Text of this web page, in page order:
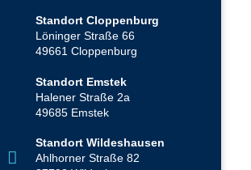
Standort Cloppenburg
Löninger Straße 66
49661 Cloppenburg
Standort Emstek
Halener Straße 2a
49685 Emstek
Standort Wildeshausen
Ahlhorner Straße 82